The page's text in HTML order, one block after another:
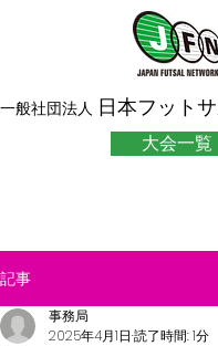
一般社団法人 日本フット
大会一覧
記事
事務局
2025年4月1日 読了時間: 1分